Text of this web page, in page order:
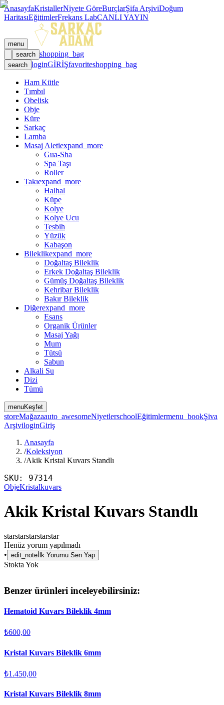
AnasayfaKristallerNiyete GöreBurçlarŞifa ArşiviDoğum
HaritasıEğitimlerFrekans LabCANLI YAYIN
menu
search shopping_bag
search loginGİRİŞfavoriteshopping_bag
Ham Kütle
Tımbıl
Obelisk
Obje
Küre
Sarkaç
Lamba
Masaj Aletiexpand_more
Gua-Sha
Spa Taşı
Roller
Takıexpand_more
Halhal
Küpe
Kolye
Kolye Ucu
Tesbih
Yüzük
Kabaşon
Bileklikexpand_more
Doğaltaş Bileklik
Erkek Doğaltaş Bileklik
Gümüş Doğaltaş Bileklik
Kehribar Bileklik
Bakır Bileklik
Diğerexpand_more
Esans
Organik Ürünler
Masaj Yağı
Mum
Tütsü
Sabun
Alkali Su
Dizi
Tümü
menuKeşfet
storeMağazaauto_awesomeNiyetlerschoolEğitimlermenu_bookŞiva
ArşiviloginGiriş
Anasayfa
/Koleksiyon
/Akik Kristal Kuvars Standlı
SKU: 97314
ObjeKristalkuvars
Akik Kristal Kuvars Standlı
starstarstarstarstar
Henüz yorum yapılmadı
• edit_note İlk Yorumu Sen Yap
Stokta Yok
Benzer ürünleri inceleyebilirsiniz:
Hematoid Kuvars Bileklik 4mm
₺600,00
Kristal Kuvars Bileklik 6mm
₺1.450,00
Kristal Kuvars Bileklik 8mm